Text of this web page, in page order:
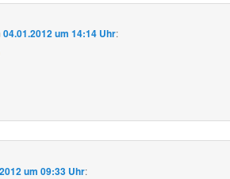
04.01.2012 um 14:14 Uhr:
um 09:33 Uhr: